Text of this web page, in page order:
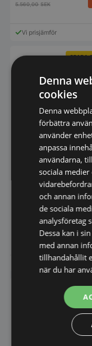
5.560,00SEK
Vi prisjämför
SPARA
Värmelampa flexibel,
HENDI, Beige, 220–
240V/250W,
268x203x(H)660 mm
Tillverkad av järn med
rostskyddande beläggning.
1.696,00
SEK
SEK
SPARA
Denna
cookies
Denna
förbättra
använder
anpassa
användarna,
sociala
och annan
de sociala
analysföretag
Dessa kan i
med annan
tillhandahållit
när du har